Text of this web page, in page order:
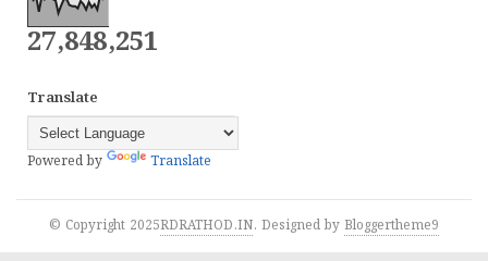
27,848,251
Translate
Powered by Translate
© Copyright 2025RDRATHOD.IN. Designed by Bloggertheme9